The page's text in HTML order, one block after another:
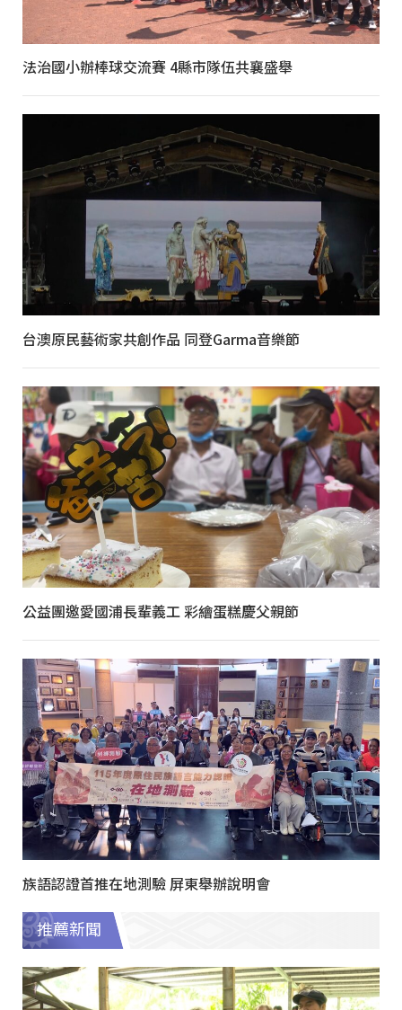
法治國小辦棒球交流賽 4縣市隊伍共襄盛舉
台澳原民藝術家共創作品 同登Garma音樂節
公益團邀愛國浦長輩義工 彩繪蛋糕慶父親節
族語認證首推在地測驗 屏東舉辦說明會
推薦新聞